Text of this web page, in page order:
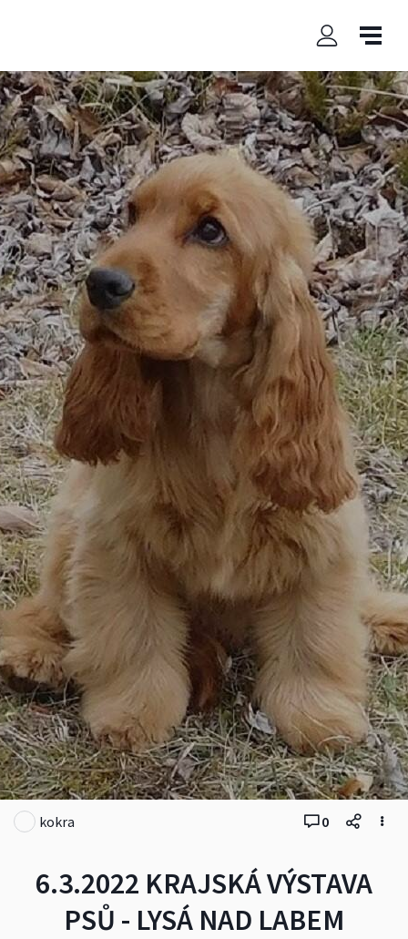
6.3.2022 KRAJSKÁ VÝSTAVA
PSŮ - LYSÁ NAD LABEM
kokra 0